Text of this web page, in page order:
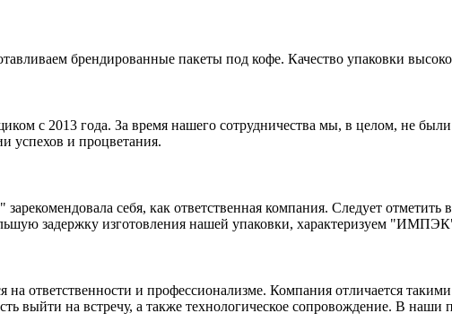
брендированные пакеты под кофе. Качество упаковки
с 2013 года. За время нашего сотрудничества мы, в целом, не
успехов и процветания.
себя, как ответственная компания. Следует
задержку изготовления нашей упаковки, характеризуем
ответственности и профессионализме. Компания отличается
выйти на встречу, а также технологическое сопровождение. В